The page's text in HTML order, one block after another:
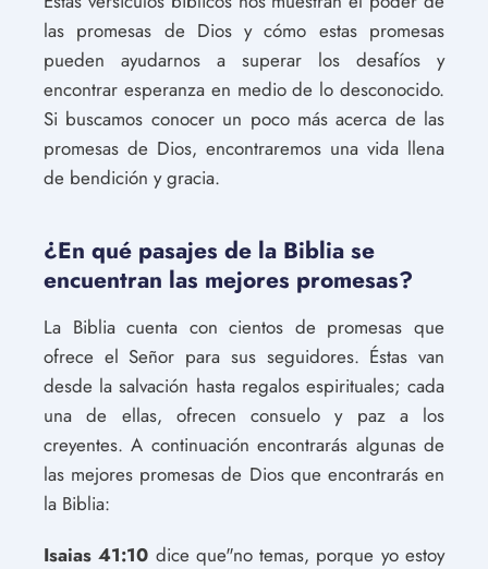
las promesas de Dios y cómo estas promesas
pueden ayudarnos a superar los desafíos y
encontrar esperanza en medio de lo desconocido.
Si buscamos conocer un poco más acerca de las
promesas de Dios, encontraremos una vida llena
de bendición y gracia.
¿En qué pasajes de la Biblia se
encuentran las mejores promesas?
La Biblia cuenta con cientos de promesas que
ofrece el Señor para sus seguidores. Éstas van
desde la salvación hasta regalos espirituales; cada
una de ellas, ofrecen consuelo y paz a los
creyentes. A continuación encontrarás algunas de
las mejores promesas de Dios que encontrarás en
la Biblia:
Isaias 41:10 dice que"no temas, porque yo estoy